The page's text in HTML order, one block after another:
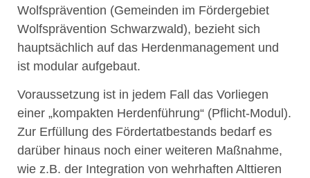
Wolfsprävention (Gemeinden im Fördergebiet
Wolfsprävention Schwarzwald), bezieht sich
hauptsächlich auf das Herdenmanagement und
ist modular aufgebaut.
Voraussetzung ist in jedem Fall das Vorliegen
einer „kompakten Herdenführung“ (Pflicht-Modul).
Zur Erfüllung des Fördertatbestands bedarf es
darüber hinaus noch einer weiteren Maßnahme,
wie z.B. der Integration von wehrhaften Alttieren